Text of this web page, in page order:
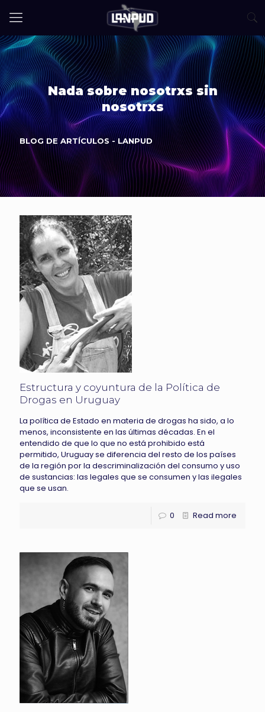
Nada sobre nosotrxs sin
nosotrxs
BLOG DE ARTÍCULOS - LANPUD
Estructura y coyuntura de la Política de
Drogas en Uruguay
La política de Estado en materia de drogas ha sido, a lo
menos, inconsistente en las últimas décadas. En el
entendido de que lo que no está prohibido está
permitido, Uruguay se diferencia del resto de los países
de la región por la descriminalización del consumo y uso
de sustancias: las legales que se consumen y las ilegales
que se usan.
0 Read more